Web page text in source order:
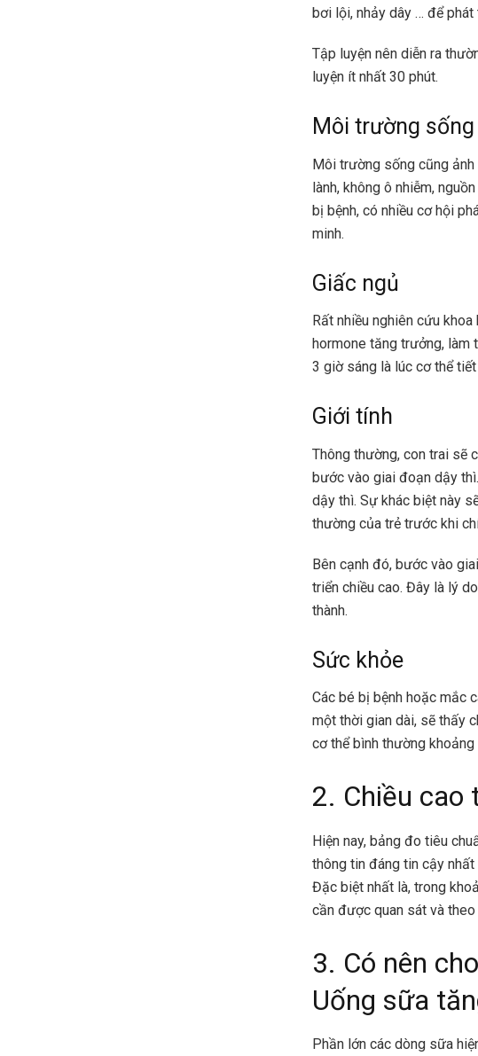
bơi lội, nhảy dây … để
Tập luyện nên diễn ra
luyện ít nhất 30 phút.
Môi trường sống
Môi trường sống cũng
lành, không ô nhiễm,
bị bệnh, có nhiều cơ hội
minh.
Giấc ngủ
Rất nhiều nghiên cứu
hormone tăng trưởng, làm
3 giờ sáng là lúc cơ thể
Giới tính
Thông thường, con trai sẽ
bước vào giai đoạn dậy
dậy thì. Sự khác biệt này
thường của trẻ trước khi
Bên cạnh đó, bước vào
triển chiều cao. Đây là lý
thành.
Sức khỏe
Các bé bị bệnh hoặc mắc
một thời gian dài, sẽ thấy
cơ thể bình thường
2. Chiều cao
Hiện nay, bảng đo tiêu
thông tin đáng tin cậy
Đặc biệt nhất là, trong
cần được quan sát và
3. Có nên
Uống sữa
Phần lớn các dòng sữa